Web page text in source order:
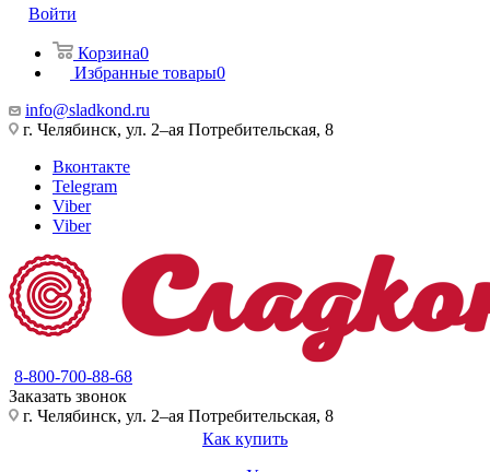
Войти
Корзина0
Избранные товары0
info@sladkond.ru
г. Челябинск, ул. 2–ая Потребительская, 8
Вконтакте
Telegram
Viber
Viber
8-800-700-88-68
Заказать звонок
г. Челябинск, ул. 2–ая Потребительская, 8
Как купить